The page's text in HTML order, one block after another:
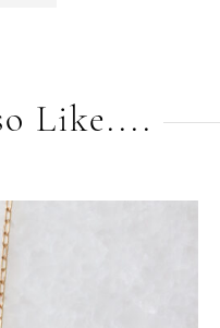
Like....